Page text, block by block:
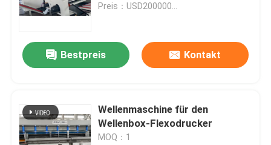
Preis：USD200000...
Bestpreis Kontakt
Wellenmaschine für den
Wellenbox-Flexodrucker
MOQ：1